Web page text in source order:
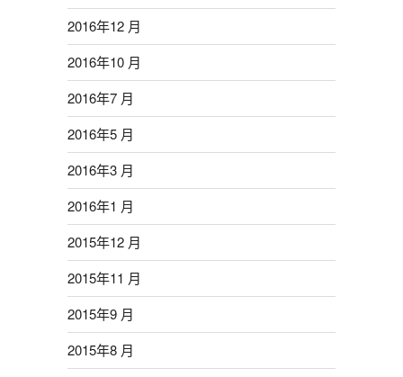
2016年12 月
2016年10 月
2016年7 月
2016年5 月
2016年3 月
2016年1 月
2015年12 月
2015年11 月
2015年9 月
2015年8 月